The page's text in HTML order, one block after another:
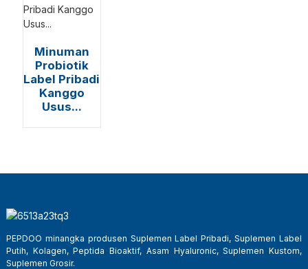
Minuman
Probiotik
Label Pribadi
Kanggo
Usus...
PEPDOO minangka produsen Suplemen Label Pribadi, Suplemen Label
Putih, Kolagen, Peptida Bioaktif, Asam Hyaluronic, Suplemen Kustom,
Suplemen Grosir.